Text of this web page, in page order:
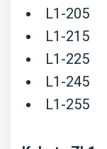
L1-205
L1-215
L1-225
L1-245
L1-255